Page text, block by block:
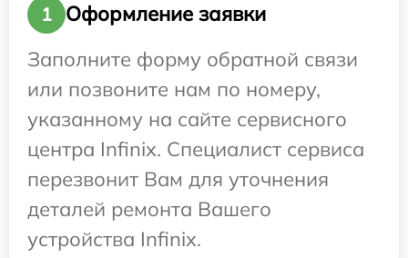
1
Оформление заявки
Заполните форму обратной связи
или позвоните нам по номеру,
указанному на сайте сервисного
центра Infinix. Специалист сервиса
перезвонит Вам для уточнения
деталей ремонта Вашего
устройства Infinix.